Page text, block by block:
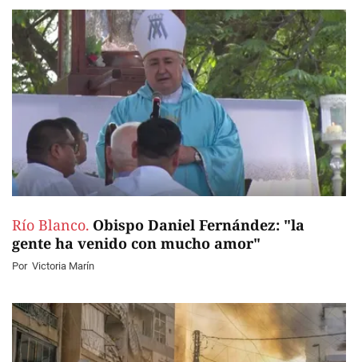
Río Blanco. Obispo Daniel Fernández: "la
gente ha venido con mucho amor"
Por Victoria Marín